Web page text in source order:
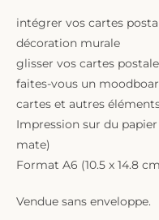
intégrer vos cartes
décoration murale
glisser vos cartes
faites-vous un
cartes et autres
Impression sur du
mate)
Format A6 (10.5 x 14.8
Vendue sans enveloppe.